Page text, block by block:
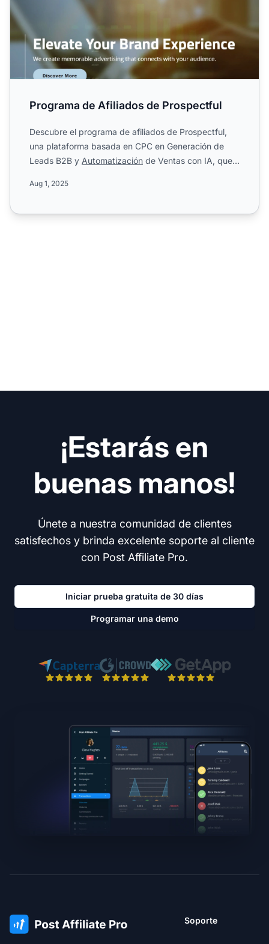
Programa de Afiliados de Prospectful
Descubre el programa de afiliados de Prospectful,
una plataforma basada en CPC en Generación de
Leads B2B y Automatización de Ventas con IA, que
Aug 1, 2025
¡Estarás en
buenas manos!
Únete a nuestra comunidad de clientes
satisfechos y brinda excelente soporte al cliente
con Post Affiliate Pro.
Iniciar prueba gratuita de 30 días
Programar una demo
Soporte